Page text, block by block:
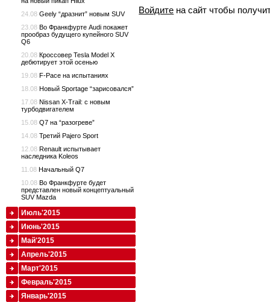
Войдите на сайт чтобы
24.08 Geely “дразнит” новым SUV
23.08 Во Франкфурте Audi покажет
прообраз будущего купейного SUV
Q6
20.08 Кроссовер Tesla Model X
дебютирует этой осенью
19.08 F-Pace на испытаниях
18.08 Новый Sportage “зарисовался”
17.08 Nissan X-Trail: с новым
турбодвигателем
15.08 Q7 на “разогреве”
14.08 Третий Pajero Sport
12.08 Renault испытывает
наследника Koleos
11.08 Начальный Q7
10.08 Во Франкфурте будет
представлен новый концептуальный
SUV Mazda
Июль'2015
Июнь'2015
Май'2015
Апрель'2015
Март'2015
Февраль'2015
Январь'2015